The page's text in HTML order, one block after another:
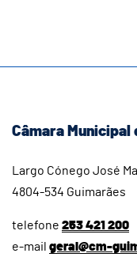
Câmara Municipal
Largo Cónego José
4804-534 Guimarães
telefone 253 421 200
e-mail geral@cm-